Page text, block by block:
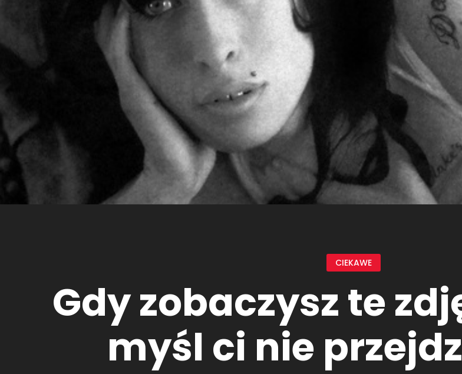
CIEKAWE
Gdy zobaczysz te
myśl ci nie